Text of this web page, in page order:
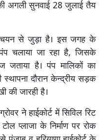
अगली सुनवाई 28 जुलाई तैय
चयन से जुड़ा है। इस जगह के
चलाया जा रहा है, जिसके
जताया है। पंप मालिकों का
दौरान केन्द्रीय सड़क
की जारही है।
ने हाईकोर्ट में सिविल रिट
प्लाजा के निर्माण पर रोक